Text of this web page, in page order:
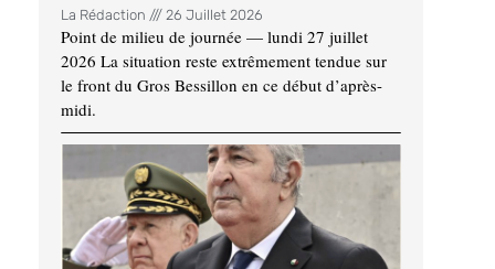
La Rédaction 26 Juillet 2026
Point de milieu de journée — lundi 27 juillet
2026 La situation reste extrêmement tendue sur
le front du Gros Bessillon en ce début d’après-
midi.